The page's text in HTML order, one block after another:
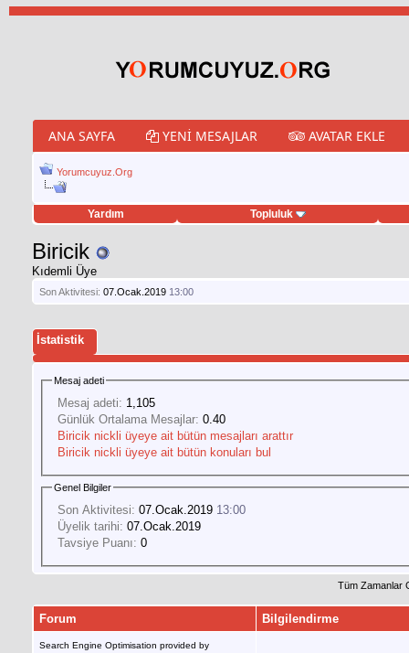
ANA SAYFA YENI MESAJLAR AVATAR EKLE
Yorumcuyuz.Org
Yardım Topluluk
hilesi
Biricik
Kıdemli Üye
Son Aktivitesi: 07.Ocak.2019 13:00
İstatistik
Mesaj adeti
Mesaj adeti: 1,105
Günlük Ortalama Mesajlar: 0.40
Biricik nickli üyeye ait bütün mesajları arattır
Biricik nickli üyeye ait bütün konuları bul
Genel Bilgiler
Son Aktivitesi: 07.Ocak.2019 13:00
Üyelik tarihi: 07.Ocak.2019
Tavsiye Puanı: 0
Tüm Zamanlar
Forum Bilgilendirme
Search Engine Optimisation provided by